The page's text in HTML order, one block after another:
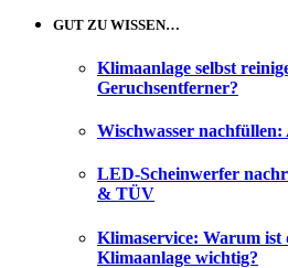
GUT ZU WISSEN…
Klimaanlage selbst
Geruchsentferner?
Wischwasser
LED-Scheinwerfer
& TÜV
Klimaservice: Warum ist
Klimaanlage wichtig?